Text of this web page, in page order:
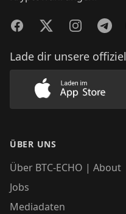
FacebookTwitterInstagram
Lade dir unsere
Lade
ÜBER UNS
Über BTC-ECHO | About
Jobs
Mediadaten